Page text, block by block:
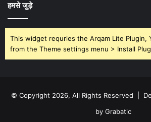
हमसे जुड़े
This widget requries the Arqam Lite Plugin,
from the Theme settings menu > Install
© Copyright 2026, All Rights Reserved |
by Grabatic